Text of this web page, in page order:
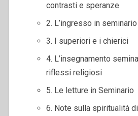
contrasti e speranze
2. L’ingresso in seminario
3. I superiori e i chierici
4. L’insegnamento
riflessi religiosi
5. Le letture in Seminario
6. Note sulla spiritualità